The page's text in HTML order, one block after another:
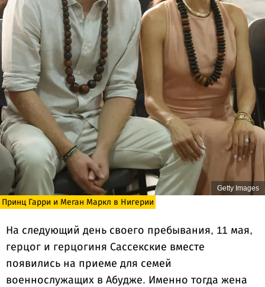
Getty Images
Принц Гарри и Меган Маркл в Нигерии
На следующий день своего пребывания, 11 мая,
герцог и герцогиня Сассекские вместе
появились на приеме для семей
военнослужащих в Абудже. Именно тогда жена